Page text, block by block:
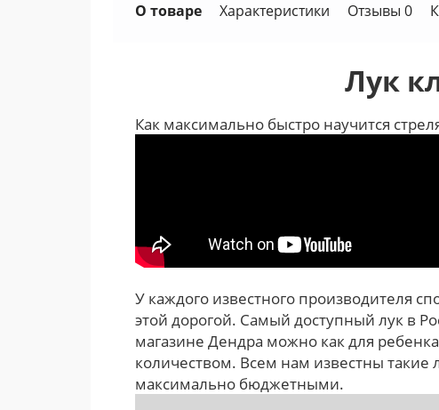
О товаре Характеристики Отзывы 0
Лук
Как максимально быстро научится
У каждого известного производителя
этой дорогой. Самый доступный лук в
магазине Дендра можно как для
количеством. Всем нам известны такие
максимально бюджетными.